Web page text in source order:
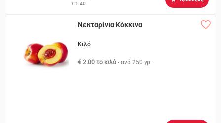
€ 1.40
Νεκταρίνια Κόκκινα
Κιλό
€ 2.00 το κιλό - ανά250 γρ.